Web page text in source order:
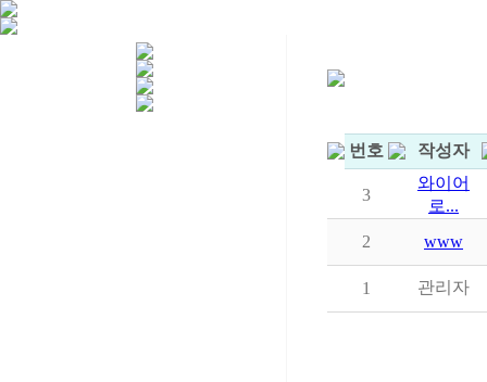
번호 작성자
3
와이어
로...
2
www
1 관리자